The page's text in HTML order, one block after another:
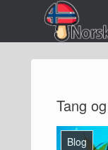
Tang
Blog